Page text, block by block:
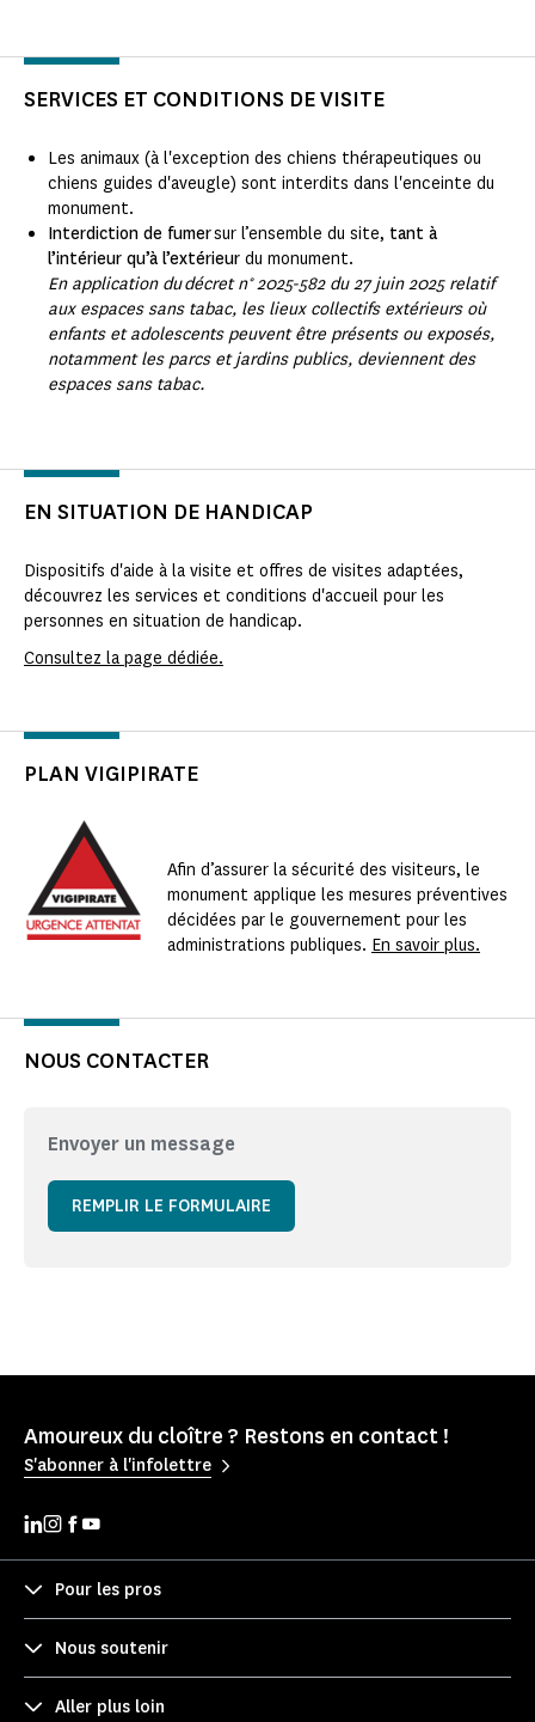
SERVICES ET CONDITIONS DE VISITE
Les animaux (à l'exception des chiens thérapeutiques ou
chiens guides d'aveugle) sont interdits dans l'enceinte du
monument.
Interdiction de fumersur l’ensemble du site, tant à
l’intérieur qu’à l’extérieur du monument.
En application du décret n° 2025-582 du 27 juin 2025 relatif
aux espaces sans tabac, les lieux collectifs extérieurs où
enfants et adolescents peuvent être présents ou exposés,
notamment les parcs et jardins publics, deviennent des
espaces sans tabac.
EN SITUATION DE HANDICAP
Dispositifs d'aide à la visite et offres de visites adaptées,
découvrez les services et conditions d'accueil pour les
personnes en situation de handicap.
Consultez la page dédiée.
PLAN VIGIPIRATE
Afin d’assurer la sécurité des visiteurs, le
monument applique les mesures préventives
décidées par le gouvernement pour les
administrations publiques. En savoir plus.
NOUS CONTACTER
Envoyer un message
REMPLIR LE FORMULAIRE
Amoureux du cloître ? Restons en contact !
S'abonner à l'infolettre
Pour les pros
Nous soutenir
Aller plus loin